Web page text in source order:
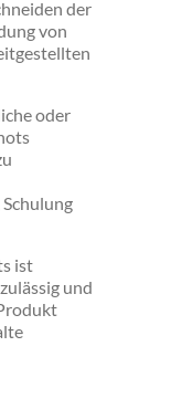
der
von
oder
ist
und